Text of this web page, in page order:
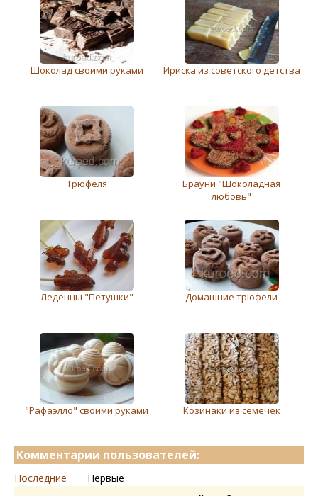
Шоколад своими руками Ириска из советского детства
Трюфеля
Брауни "Шоколадная
любовь"
Леденцы "Петушки" Домашние трюфели
"Рафаэлло" своими руками Козинаки из семечек
Комментарии пользователей:
Последние Первые